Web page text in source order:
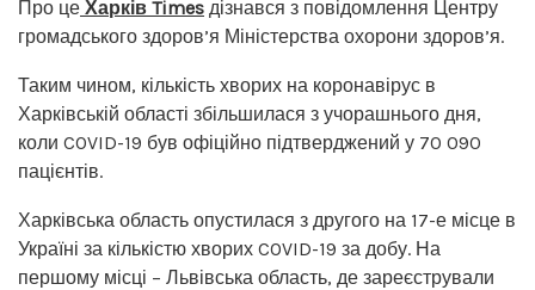
Про це Харків Times дізнався з повідомлення Центру
громадського здоров’я Міністерства охорони здоров’я.
Таким чином, кількість хворих на коронавірус в
Харківській області збільшилася з учорашнього дня,
коли COVID-19 був офіційно підтверджений у 70 090
пацієнтів.
Харківська область опустилася з другого на 17-е місце в
Україні за кількістю хворих COVID-19 за добу. На
першому місці – Львівська область, де зареєстрували